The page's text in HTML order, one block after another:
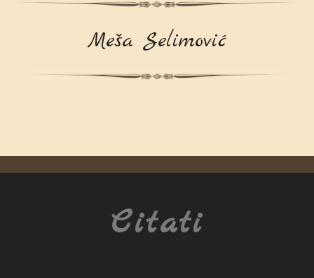
Meša Selimović
Citati